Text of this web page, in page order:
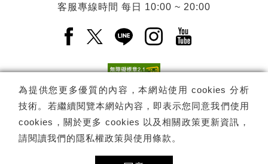
為提供您更多優質的內容，本網站使用 cookies 分析
技術。若繼續閱覽本網站內容，即表示您同意我們使用
cookies，關於更多 cookies 以及相關政策更新資訊，
請閱讀我們的隱私權政策與使用條款 。
客服專線時間 每日 10:00 ~ 20:00
Facebook(另開新視窗)
X(另開新視窗)
LINE(另開新視窗)
Instagram(另開新視
YouTube(另開
電子報訂閱 訂閱
Copyright © 國家表演藝術中心 -衛武營國家藝術文化中心